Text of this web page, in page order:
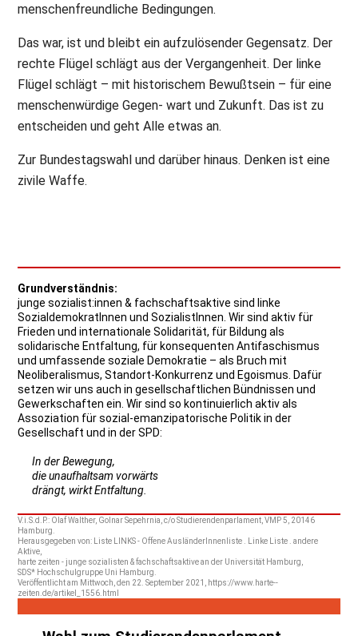
menschenfreundliche Bedingungen.
Das war, ist und bleibt ein aufzulösender Gegensatz. Der
rechte Flügel schlägt aus der Vergangenheit. Der linke
Flügel schlägt – mit historischem Bewußtsein – für eine
menschenwürdige Gegen- wart und Zukunft. Das ist zu
entscheiden und geht Alle etwas an.
Zur Bundestagswahl und darüber hinaus. Denken ist eine
zivile Waffe.
Grundverständnis:
junge sozialist:innen & fachschaftsaktive sind linke
SozialdemokratInnen und SozialistInnen. Wir sind aktiv für
Frieden und internationale Solidarität, für Bildung als
solidarische Entfaltung, für konsequenten Antifaschismus
und umfassende soziale Demokratie – als Bruch mit
Neoliberalismus, Standort-Konkurrenz und Egoismus. Dafür
setzen wir uns auch in gesellschaftlichen Bündnissen und
Gewerkschaften ein. Wir sind so kontinuierlich aktiv als
Assoziation für sozial-emanzipatorische Politik in der
Gesellschaft und in der SPD:
In der Bewegung,
die unaufhaltsam vorwärts
drängt, wirkt Entfaltung.
V.i.S.d.P.: Olaf Walther, Golnar Sepehrnia, c/o Studierendenparlament, VMP 5, 20146
Hamburg.
Herausgegeben von: Liste LINKS - Offene AusländerInnenliste . Linke Liste . andere
Aktive,
harte zeiten - junge sozialisten & fachschaftsaktive an der Universität Hamburg,
SDS* Hochschulgruppe Uni Hamburg.
Veröffentlicht am Mittwoch, den 22. September 2021, https://www.harte--
zeiten.de/artikel_1556.html